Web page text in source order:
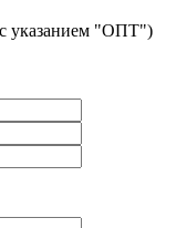
с указанием "ОПТ")